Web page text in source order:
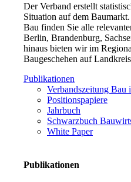
Der Verband erstellt
Situation auf dem
Bau finden Sie alle
Berlin, Brandenburg,
hinaus bieten wir im
Baugeschehen auf
Publikationen
Verbandszeitung
Positionspapiere
Jahrbuch
Schwarzbuch
White Paper
Publikationen